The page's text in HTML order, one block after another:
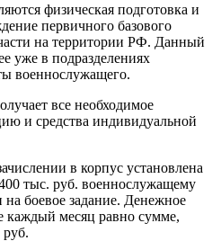
физическая подготовка и
первичного базового
на территории РФ. Данный
уже в подразделениях
военнослужащего.
все необходимое
и средства индивидуальной
в корпус установлена
тыс. руб. военнослужащему
боевое задание. Денежное
каждый месяц равно сумме,
руб.